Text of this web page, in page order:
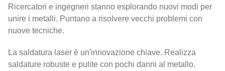
Ricercatori e ingegneri stanno esplorando nuovi modi per
unire i metalli. Puntano a risolvere vecchi problemi con
nuove tecniche.
La saldatura laser è un'innovazione chiave. Realizza
saldature robuste e pulite con pochi danni al metallo.